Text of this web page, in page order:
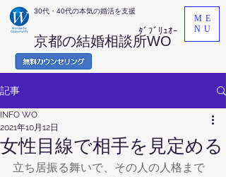
京都の結婚相談所WO
ﾀﾞﾌﾞﾘｭｵｰ
​30代・40代の本気の婚活を支援
ME
NU
記事
女性目線で相手を見定める
INFO WO
2021年10月12日
立ち居振る舞いで、その人の人格まで